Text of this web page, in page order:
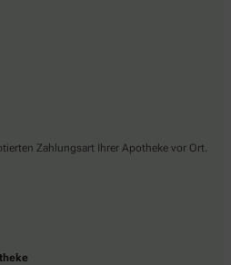
Zahlungsart Ihrer Apotheke vor Ort.